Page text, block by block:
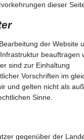
dieser
der Website
beauftragen
sind zur Einhaltung
Vorschriften im
und gelten nicht als
Sinne.
gegenüber der